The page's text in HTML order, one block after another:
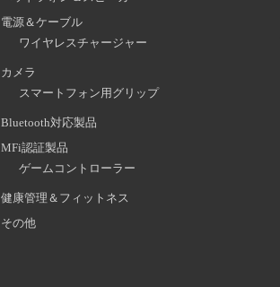
電源＆ケーブル
ワイヤレスチャージャー
カメラ
スマートフォン用グリップ
Bluetooth対応製品
MFi認証製品
ゲームコントローラー
健康管理＆フィットネス
その他